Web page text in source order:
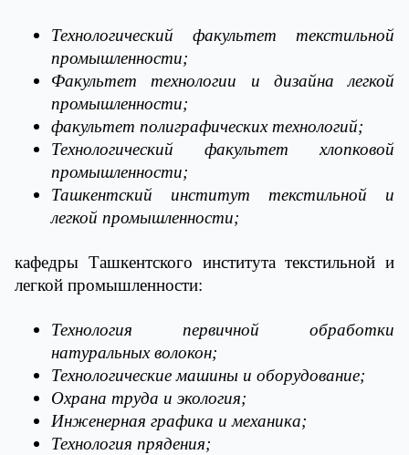
Технологический факультет текстильной
промышленности;
Факультет технологии и дизайна легкой
промышленности;
факультет полиграфических технологий;
Технологический факультет хлопковой
промышленности;
Ташкентский институт текстильной и
легкой промышленности;
кафедры Ташкентского института текстильной и
легкой промышленности:
Технология первичной обработки
натуральных волокон;
Технологические машины и оборудование;
Охрана труда и экология;
Инженерная графика и механика;
Технология прядения;